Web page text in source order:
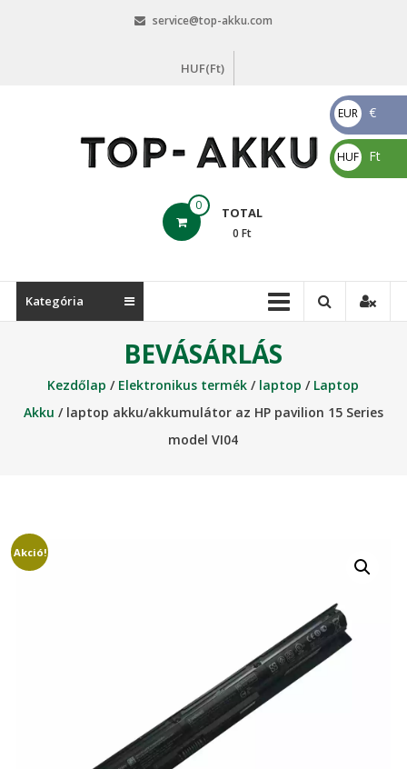
service@top-akku.com
HUF(Ft)
akku.com
0 TOTAL
0 Ft
Kategória
BEVÁSÁRLÁS
Kezdőlap / Elektronikus termék / laptop / Laptop
Akku / laptop akku/akkumulátor az HP pavilion 15 Series
model VI04
Akció!
EUR
€
€
HUF
Ft
Ft